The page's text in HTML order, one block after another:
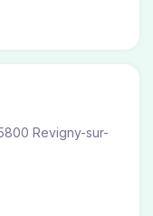
Revigny-sur-